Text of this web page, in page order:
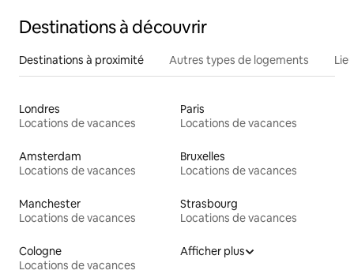
Destinations à découvrir
Destinations à proximité Autres types de logements
Londres
Locations de vacances
Paris
Locations de vacances
Amsterdam
Locations de vacances
Bruxelles
Locations de vacances
Manchester
Locations de vacances
Strasbourg
Locations de vacances
Cologne
Locations de vacances
Afficher plus